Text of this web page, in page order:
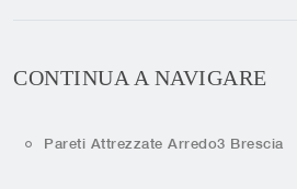
CONTINUA A NAVIGARE
Pareti Attrezzate Arredo3 Brescia